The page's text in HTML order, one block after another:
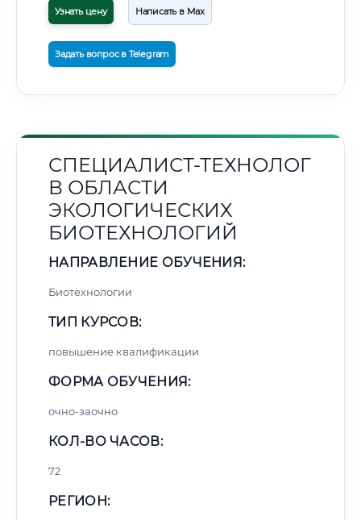
Узнать цену Написать в Max
Задать вопрос в Telegram
СПЕЦИАЛИСТ-ТЕХНОЛОГ
В ОБЛАСТИ
ЭКОЛОГИЧЕСКИХ
БИОТЕХНОЛОГИЙ
НАПРАВЛЕНИЕ ОБУЧЕНИЯ:
Биотехнологии
ТИП КУРСОВ:
повышение квалификации
ФОРМА ОБУЧЕНИЯ:
очно-заочно
КОЛ-ВО ЧАСОВ:
72
РЕГИОН: